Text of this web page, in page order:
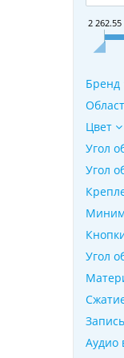
2 262.55
Бренд
Цвет
Угол
Угол
Угол
Аудио